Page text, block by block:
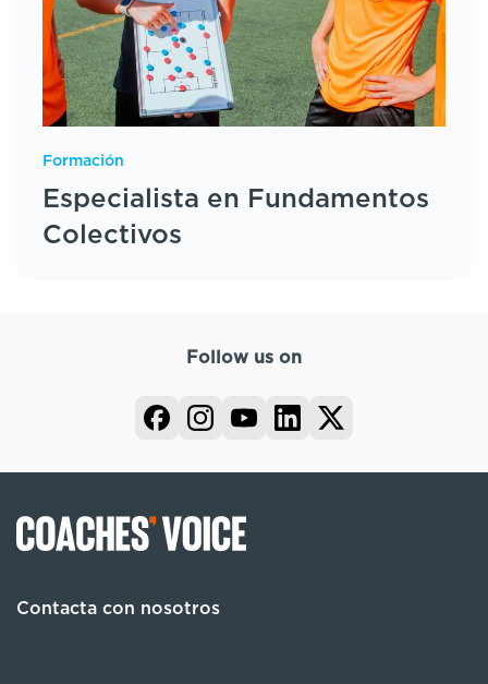
Formación
Especialista en Fundamentos
Colectivos
Follow us on
Contacta con nosotros